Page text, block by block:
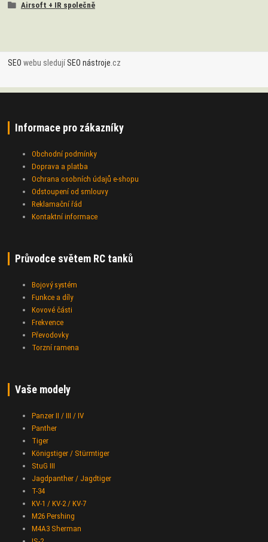
Airsoft + IR společně
SEO webu sledujíSEO nástroje.cz
Informace pro zákazníky
Obchodní podmínky
Doprava a platba
Ochrana osobních údajů e-shopu
Odstoupení od smlouvy
Reklamační řád
Kontaktní informace
Průvodce světem RC tanků
Bojový systém
Funkce a díly
Kovové části
Frekvence
Převodovky
Torzní ramena
Vaše modely
Panzer II / III / IV
Panther
Tiger
Königstiger / Stürmtiger
StuG III
Jagdpanther / Jagdtiger
T-34
KV-1 / KV-2 / KV-7
M26 Pershing
M4A3 Sherman